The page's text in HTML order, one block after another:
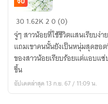
พี่
ขา...อย่า
ทำให้
หนู
ใจ
สั่น
[จบ]
จบ
301.62K20 (0)
จู่ๆ สาวน้อยที่ใช้ชีวิตแสนเรียบง่
แถมเขาคนนั้นยังเป็นหนุ่มสุดฮอต
ของสาวน้อยเรียบร้อยแต่แอบแ
ขึ้น
อัปเดตล่าสุด 13 ก.ย. 67 / 11:09 น.